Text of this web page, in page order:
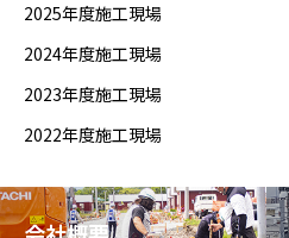
2025年度施工現場
2024年度施工現場
2023年度施工現場
2022年度施工現場